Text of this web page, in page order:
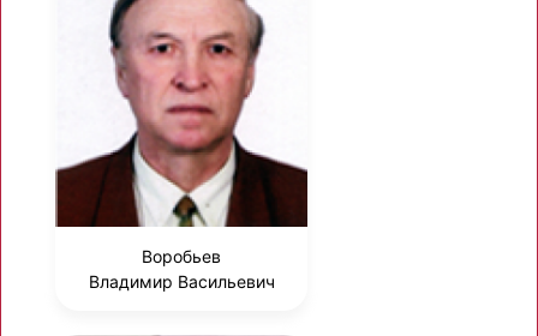
Воробьев
Владимир Васильевич